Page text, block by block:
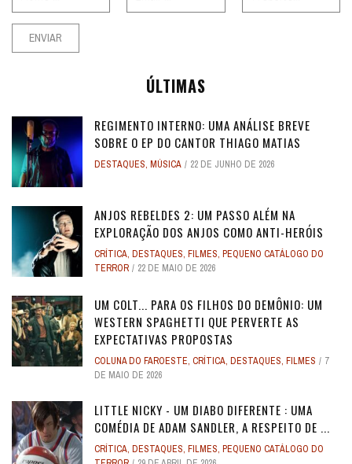
ÚLTIMAS
REGIMENTO INTERNO: UMA ANÁLISE BREVE
SOBRE O EP DO CANTOR THIAGO MATIAS
DESTAQUES, MÚSICA 22 DE JUNHO DE 2026
ANJOS REBELDES 2: UM PASSO ALÉM NA
EXPLORAÇÃO DOS ANJOS COMO ANTI-HERÓIS
CRÍTICA, DESTAQUES, FILMES, PEQUENO CATÁLOGO DO
TERROR
22 DE MAIO DE 2026
UM COLT... PARA OS FILHOS DO DEMÔNIO: UM
WESTERN SPAGHETTI QUE PERVERTE AS
EXPECTATIVAS PROPOSTAS
COLUNA DO FAROESTE, CRÍTICA, DESTAQUES, FILMES
7
DE MAIO DE 2026
LITTLE NICKY - UM DIABO DIFERENTE : UMA
COMÉDIA DE ADAM SANDLER, A RESPEITO DE ...
CRÍTICA, DESTAQUES, FILMES, PEQUENO CATÁLOGO DO